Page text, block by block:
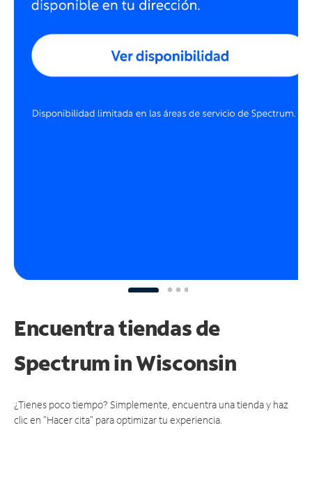
Encuentra tiendas de
Spectrumin Wisconsin
¿Tienes poco tiempo? Simplemente, encuentra una tienda y haz
clic en "Hacer cita" para optimizar tu experiencia.